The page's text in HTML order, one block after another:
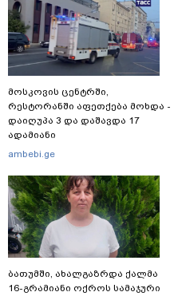
მოსკოვის ცენტრში,
რესტორანში აფეთქება მოხდა -
დაიღუპა 3 და დაშავდა 17
ადამიანი
ambebi.ge
ბათუმში, ახალგაზრდა ქალმა
16-გრამიანი ოქროს სამაჯური